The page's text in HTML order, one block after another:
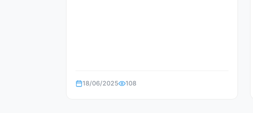
18/06/2025 108